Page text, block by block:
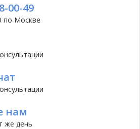
00-49
по Москве
нам
же день